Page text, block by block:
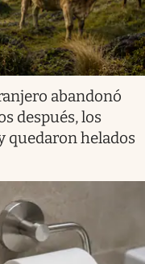
abandonó
después, los
quedaron helados